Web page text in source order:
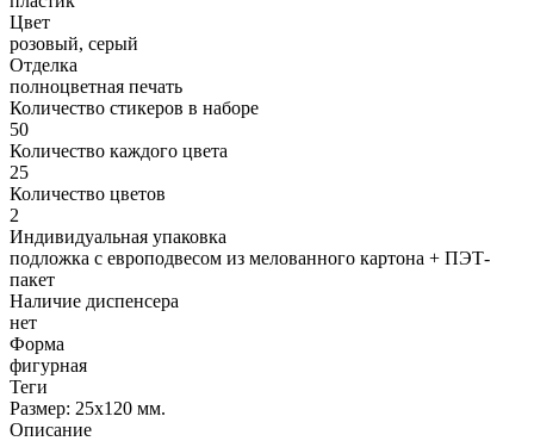
Цвет
розовый, серый
Отделка
полноцветная печать
Количество стикеров в наборе
50
Количество каждого цвета
25
Количество цветов
2
Индивидуальная упаковка
подложка с европодвесом из мелованного картона + ПЭТ-
пакет
Наличие диспенсера
нет
Форма
фигурная
Теги
Размер: 25х120 мм.
Описание